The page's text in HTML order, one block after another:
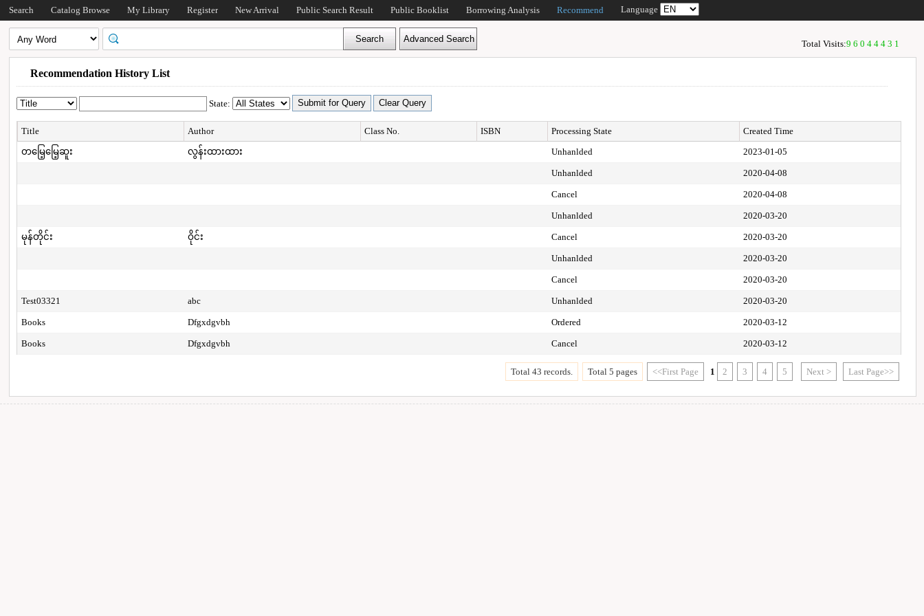
Search Catalog Browse My Library Register New Arrival Public Search Result Public Booklist Borrowing Analysis Recommend Language
Total Visits:96044431
Recommendation History List
State:
Title Author Class No. ISBN Processing State
Created Time
တမြေ့မြေ့ဆူး
လွန်းထားထား Unhanlded 2023-01-05
Unhanlded 2020-04-08
Cancel 2020-04-08
Unhanlded 2020-03-20
မုန်တိုင်း ဝိုင်း Cancel 2020-03-20
Unhanlded 2020-03-20
Cancel 2020-03-20
Test03321 abc Unhanlded 2020-03-20
Books Dfgxdgvbh Ordered 2020-03-12
Books Dfgxdgvbh Cancel 2020-03-12
Total 43 records. Total 5 pages <<First Page 1 2 3 4 5 Next > Last Page>>